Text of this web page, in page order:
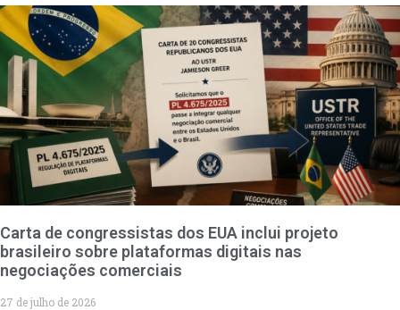
Carta de congressistas dos EUA inclui projeto
brasileiro sobre plataformas digitais nas
negociações comerciais
27 de julho de 2026